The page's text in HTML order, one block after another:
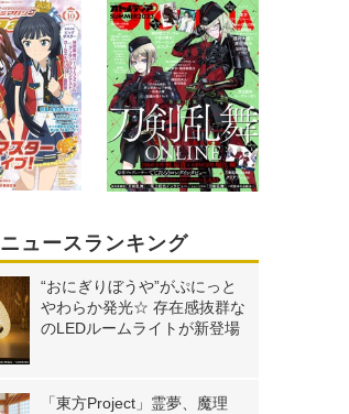
ニュースランキング
“おにぎりぼうや”がぷにっと
やわらか発光☆ 存在感抜群な
のLEDルームライトが新登場
「東方Project」霊夢、魔理